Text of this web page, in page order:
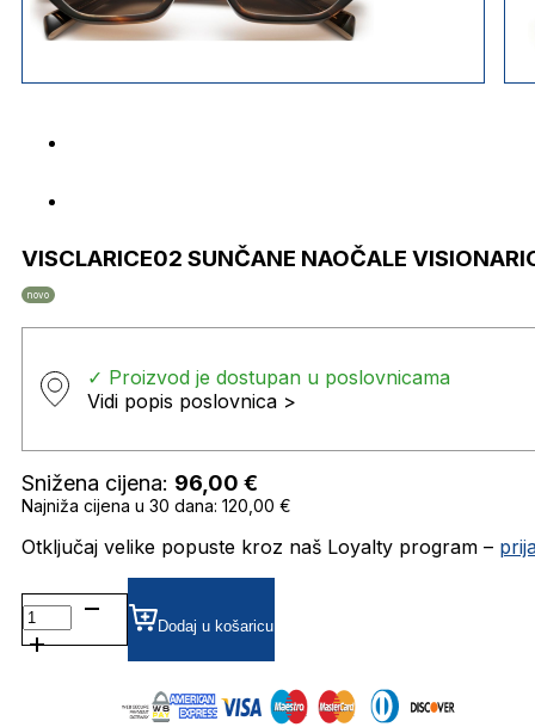
VISCLARICE02 SUNČANE NAOČALE
novo
✓ Proizvod je dostupan u poslovnicama
Vidi popis poslovnica >
Snižena cijena: 96,00 €
Najniža cijena u 30 dana: 120,00 €
Otključaj velike popuste kroz naš Loyalty program –
VISCLARICE02
SUNČANE
NAOČALE
Dodaj u košaricu